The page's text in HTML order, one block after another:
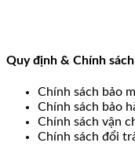
Quy định & Chính sách
Chính sách bảo
Chính sách bảo
Chính sách vận
Chính sách đổi